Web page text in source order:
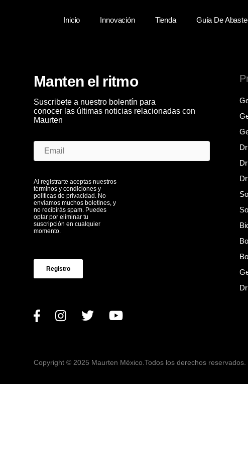
Inicio Innovación Tienda Guía De
Manten el ritmo
Suscribete a nuestro bolentín para
conocer las últimas noticias relacionadas con
Maurten
Al registrarte aceptas nuestros
términos y condiciones y
políticas de privacidad. No
enviamos muchos boletines, y
no recibirás spam. Puedes
optar por eliminar tu
suscripción en cualquier
momento.
Registro
Copyright © 2025 Maurten México.Todos los derechos reservados.